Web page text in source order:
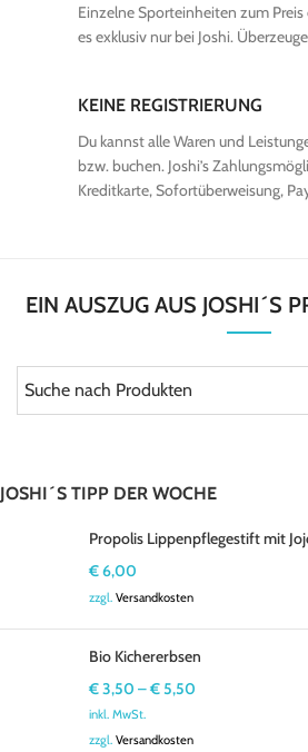
Einzelne Sporteinheiten zum
es exklusiv nur bei Joshi.
KEINE REGISTRIERUNG
Du kannst alle Waren und
bzw. buchen. Joshi’s
Kreditkarte, Sofortüberweisung,
EIN AUSZUG AUS JOSHI´S
JOSHI´S TIPP DER WOCHE
Propolis Lippenpflegestift mit
€6,00
zzgl. Versandkosten
Bio Kichererbsen
€3,50 –€ 5,50
inkl. MwSt.
zzgl. Versandkosten